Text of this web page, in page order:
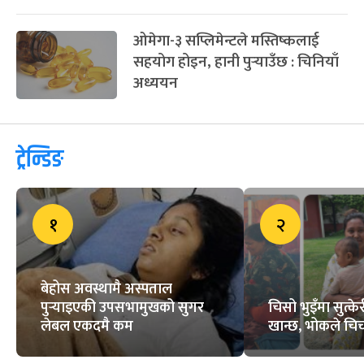
ओमेगा-३ सप्लिमेन्टले मस्तिष्कलाई
सहयोग होइन, हानी पुर्‍याउँछ : चिनियाँ
अध्ययन
ट्रेन्डिङ
१
बेहोस अवस्थामै अस्पताल
पुर्‍याइएकी उपसभामुखको सुगर
लेबल एकदमै कम
२
चिसो भुइँमा
खान्छ, भोकले